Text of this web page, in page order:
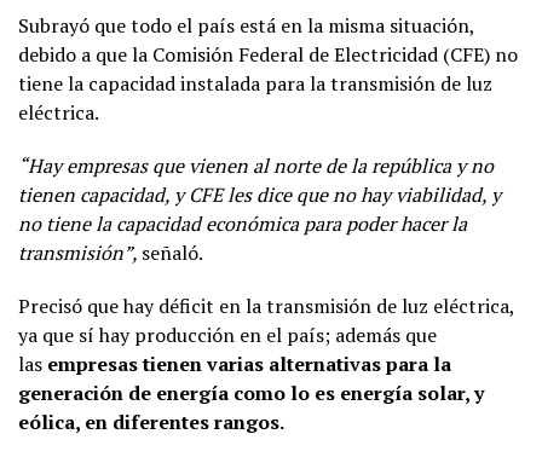
Subrayó que todo el país está en la misma situación,
debido a que la Comisión Federal de Electricidad (CFE) no
tiene la capacidad instalada para la transmisión de luz
eléctrica.
“Hay empresas que vienen al norte de la república y no
tienen capacidad, y CFE les dice que no hay viabilidad, y
no tiene la capacidad económica para poder hacer la
transmisión”, señaló.
Precisó que hay déficit en la transmisión de luz eléctrica,
ya que sí hay producción en el país; además que
las empresas tienen varias alternativas para la
generación de energía como lo es energía solar, y
eólica, en diferentes rangos.